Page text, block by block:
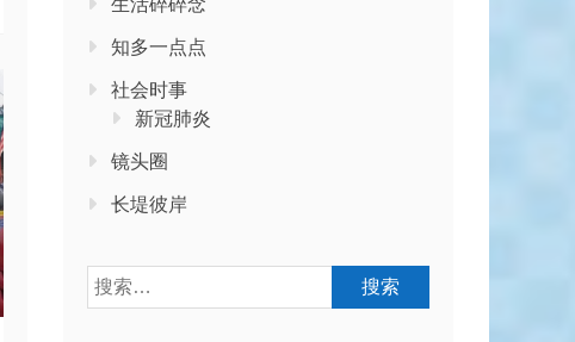
知多一点点
社会时事
新冠肺炎
镜头圈
长堤彼岸
搜
索：